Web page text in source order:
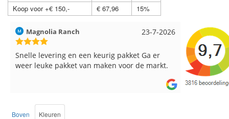
Koop voor +€ 150,-
€ 67,96 15%
17-7-2026
Hilde uit Loyers
Reeds meerdere keren breigaren en
breinaalden besteld, altijd heel tevreden over
Loes uit
Snelle
Boven Kleuren